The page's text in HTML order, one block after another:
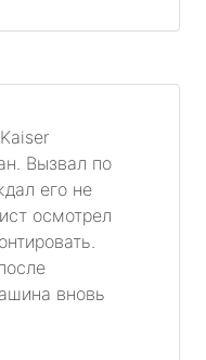
Вызвал по
его не
осмотрел
вновь